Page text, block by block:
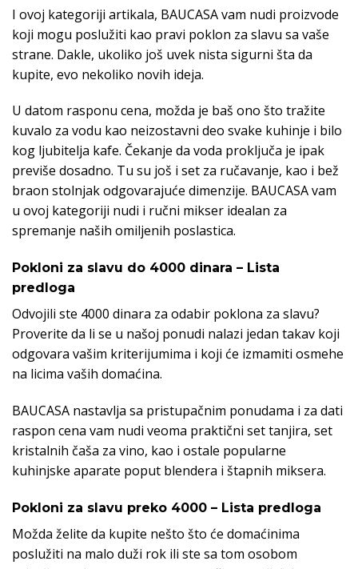
I ovoj kategoriji artikala, BAUCASA vam nudi proizvode
koji mogu poslužiti kao pravi poklon za slavu sa vaše
strane. Dakle, ukoliko još uvek nista sigurni šta da
kupite, evo nekoliko novih ideja.
U datom rasponu cena, možda je baš ono što tražite
kuvalo za vodu kao neizostavni deo svake kuhinje i bilo
kog ljubitelja kafe. Čekanje da voda proključa je ipak
previše dosadno. Tu su još i set za ručavanje, kao i bež
braon stolnjak odgovarajuće dimenzije. BAUCASA vam
u ovoj kategoriji nudi i ručni mikser idealan za
spremanje naših omiljenih poslastica.
Pokloni za slavu do 4000 dinara – Lista
predloga
Odvojili ste 4000 dinara za odabir poklona za slavu?
Proverite da li se u našoj ponudi nalazi jedan takav koji
odgovara vašim kriterijumima i koji će izmamiti osmehe
na licima vaših domaćina.
BAUCASA nastavlja sa pristupačnim ponudama i za dati
raspon cena vam nudi veoma praktični set tanjira, set
kristalnih čaša za vino, kao i ostale popularne
kuhinjske aparate poput blendera i štapnih miksera.
Pokloni za slavu preko 4000 – Lista predloga
Možda želite da kupite nešto što će domaćinima
poslužiti na malo duži rok ili ste sa tom osobom